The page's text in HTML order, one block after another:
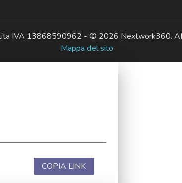
IVA 13868590962 - © 2026 Nextwork360.
Mappa del sito
COPIA LINK